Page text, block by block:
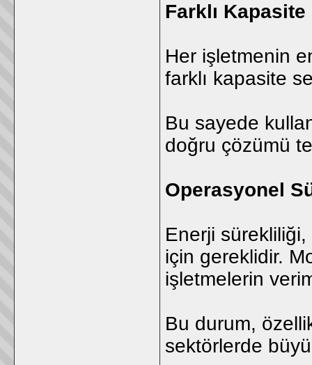
Farklı
Her işletmenin
farklı kapasite
Bu sayede
doğru çözümü
Operasyonel
Enerji
için gereklidir.
işletmelerin
Bu durum,
sektörlerde